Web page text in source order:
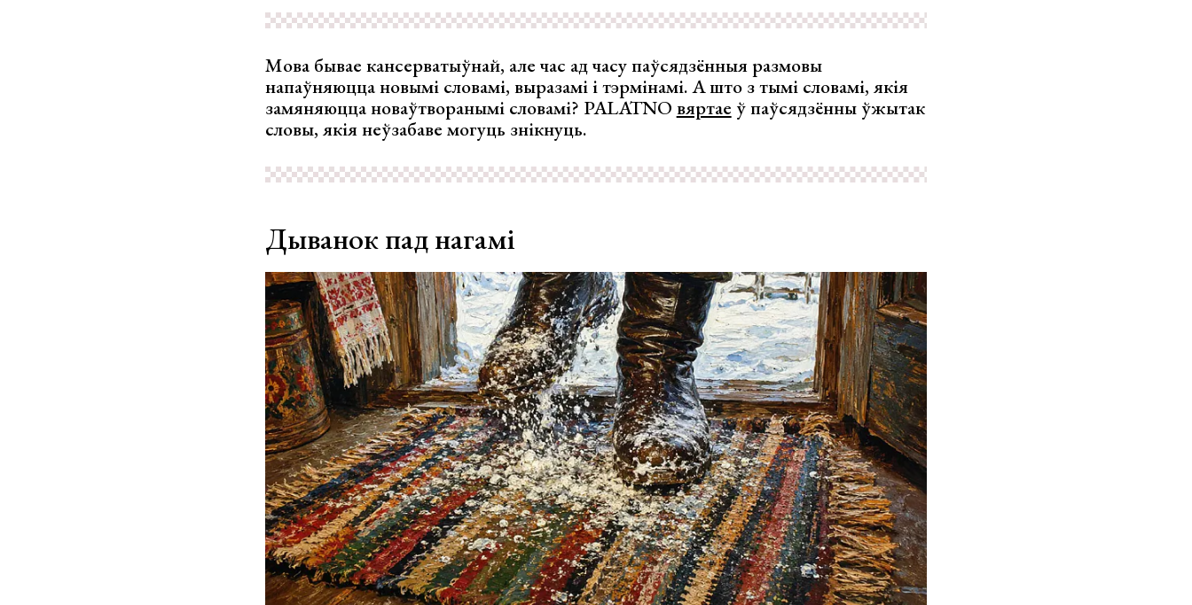
Мова бывае кансерватыўнай, але час ад часу паўсядзённыя размовы
напаўняюцца новымі словамі, выразамі і тэрмінамі. А што з тымі словамі, якія
замяняюцца новаўтворанымі словамі? PALATNO вяртае ў паўсядзённы ўжытак
словы, якія неўзабаве могуць знікнуць.
Дыванок пад нагамі